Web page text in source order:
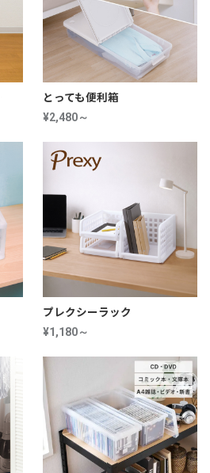
とっても便利箱
¥2,480～
プレクシーラック
¥1,180～